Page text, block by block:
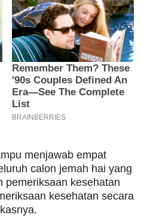
menjawab empat
calon jemah hai yang
pemeriksaan kesehatan
kesehatan secara